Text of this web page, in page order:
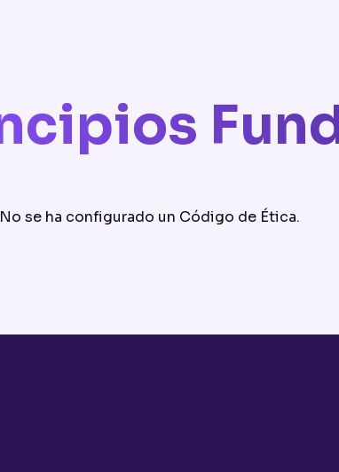
No se ha configurado un Código de Ética.